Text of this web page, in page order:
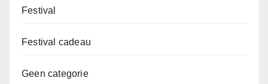
Festival
Festival cadeau
Geen categorie